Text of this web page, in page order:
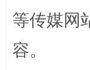
扯下公
等传媒网
容。